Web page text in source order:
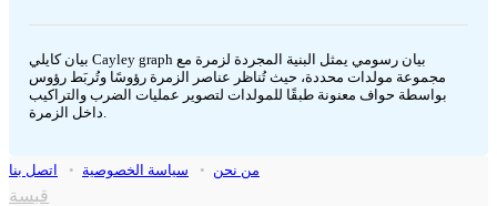
بيان كايلي Cayley graph بيان رسومي يمثل البنية المجردة لزمرة مع
مجموعة مولدات محددة، حيث تُناظر عناصر الزمرة رؤوسًا وتُربَط رؤوس
بواسطة حواف معنونة طبقًا للمولدات لتصوير عمليات الضرب والتراكيب
داخل الزمرة.
من نحن • سياسة الخصوصية • اتصل بنا
قبسة